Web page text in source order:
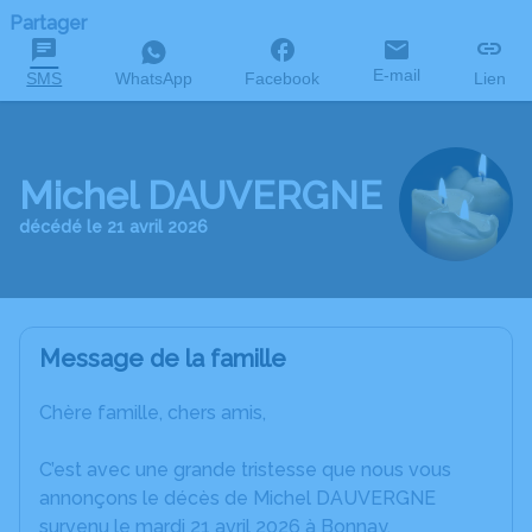
Partager
SMS WhatsApp Facebook E-mail Lien
Michel DAUVERGNE
décédé le 21 avril 2026
Message de la famille
Chère famille, chers amis,
C’est avec une grande tristesse que nous vous
annonçons le décès de Michel DAUVERGNE
survenu le mardi 21 avril 2026 à Bonnay.